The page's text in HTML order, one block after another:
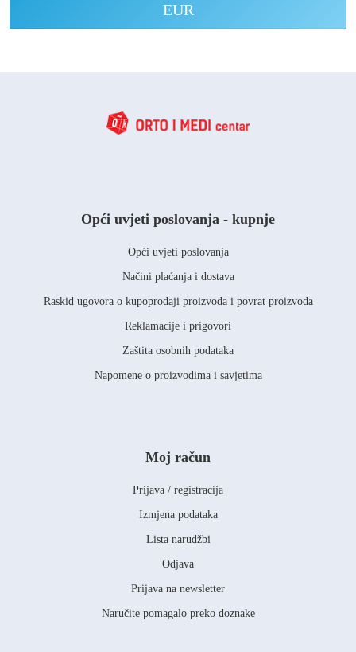
EUR
Opći uvjeti poslovanja - kupnje
Opći uvjeti poslovanja
Načini plaćanja i dostava
Raskid ugovora o kupoprodaji proizvoda i povrat proizvoda
Reklamacije i prigovori
Zaštita osobnih podataka
Napomene o proizvodima i savjetima
Moj račun
Prijava / registracija
Izmjena podataka
Lista narudžbi
Odjava
Prijava na newsletter
Naručite pomagalo preko doznake